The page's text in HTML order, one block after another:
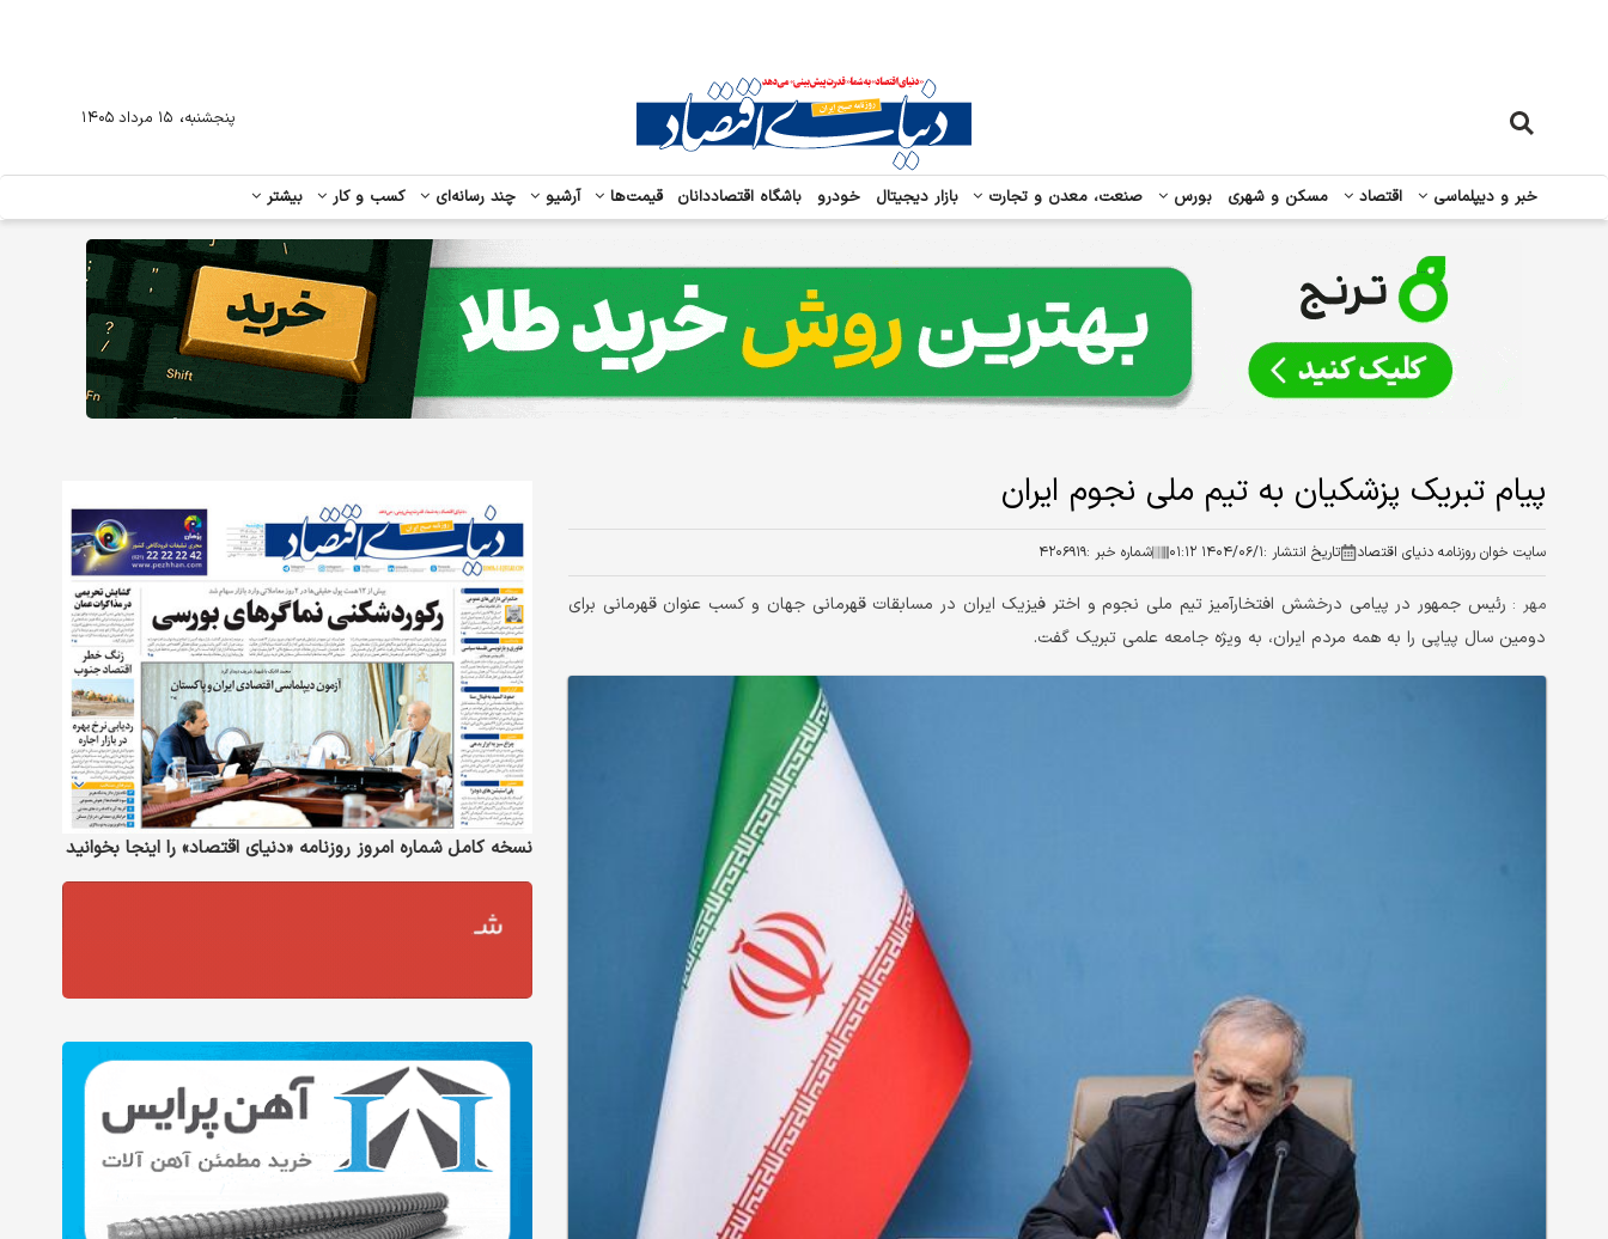
خبر و دیپلماسی اقتصاد مسکن و شهری بورس صنعت، معدن و تجارت بازار دیجیتال خودرو باشگاه اقتصاددانان قیمت‌ها آرشیو چند رسانه‌ای کسب و کار بیشتر
پنجشنبه، ۱۵ مرداد ۱۴۰۵
پیام تبریک پزشکیان به تیم ملی نجوم ایران
سایت خوان روزنامه دنیای اقتصاد تاریخ انتشار :۱۴۰۴/۰۶/۱ ۰۱:۱۲ شماره خبر :۴۲۰۶۹۱۹
مهر : رئیس جمهور در پیامی درخشش افتخارآمیز تیم ملی نجوم و اختر فیزیک ایران در مسابقات قهرمانی جهان و کسب عنوان قهرمانی برای
دومین سال پیاپی را به همه مردم ایران، به ویژه جامعه علمی تبریک گفت.
نسخه کامل شماره امروز روزنامه «دنیای‌ اقتصاد» را اینجا بخوانید